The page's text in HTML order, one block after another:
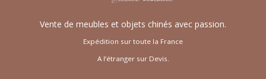
Vente de meubles et objets chinés avec passion.
Expédition sur toute la France
A l’étranger sur Devis.